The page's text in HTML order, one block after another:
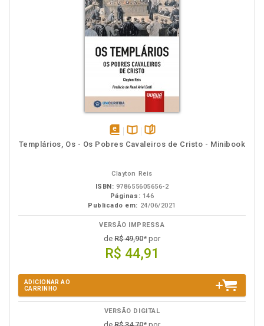
disponívelDisponível
páginas
Templários, Os - Os Pobres Cavaleiros de Cristo - Minibook
Clayton Reis
ISBN: 978655605656-2
Páginas: 146
Publicado em: 24/06/2021
VERSÃO IMPRESSA
de R$ 49,90* por
R$ 44,91
ADICIONAR AO
CARRINHO
VERSÃO DIGITAL